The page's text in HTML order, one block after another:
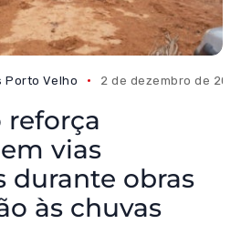
Porto Velho 2 de dezembro de
reforça
vias
durante obras
às chuvas